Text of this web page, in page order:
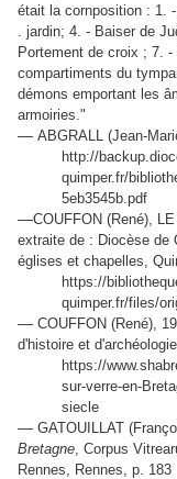
était la cornposition : 1.
. jardin; 4. - Baiser de
Portement de croix ; 7.
compartiments du
démons emportant les
armoiries."
— ABGRALL (Jean-
http://
quimper.fr/
5eb3545b.pdf
—COUFFON (René),
extraite de : Diocèse de
églises et chapelles,
https://
quimper.fr/files/
— COUFFON (René),
d'histoire et
https://
sur-verre-en-
siecle
— GATOUILLAT
Bretagne , Corpus
Rennes, Rennes, p. 183